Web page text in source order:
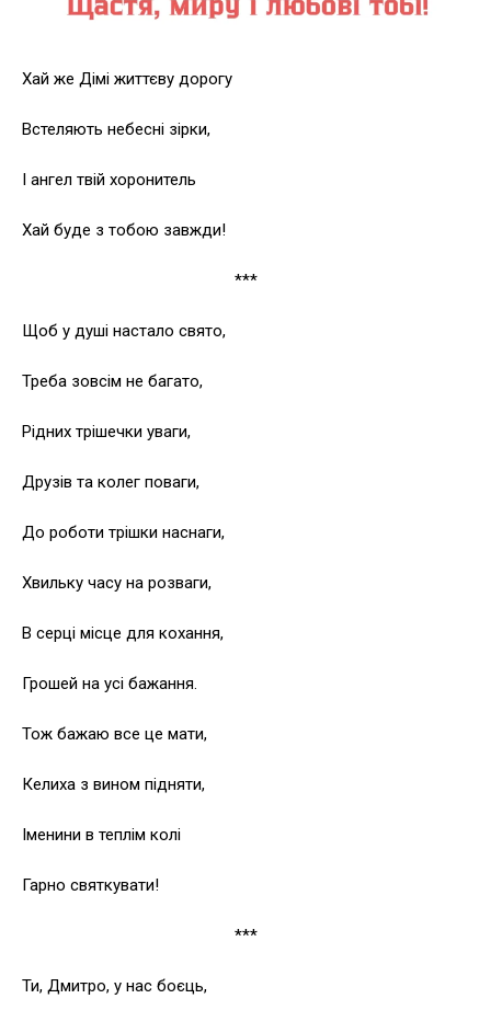
Хай же Дімі життєву дорогу
Встеляють небесні зірки,
І ангел твій хоронитель
Хай буде з тобою завжди!
***
Щоб у душі настало свято,
Треба зовсім не багато,
Рідних трішечки уваги,
Друзів та колег поваги,
До роботи трішки наснаги,
Хвильку часу на розваги,
В серці місце для кохання,
Грошей на усі бажання.
Тож бажаю все це мати,
Келиха з вином підняти,
Іменини в теплім колі
Гарно святкувати!
***
Ти, Дмитро, у нас боєць,